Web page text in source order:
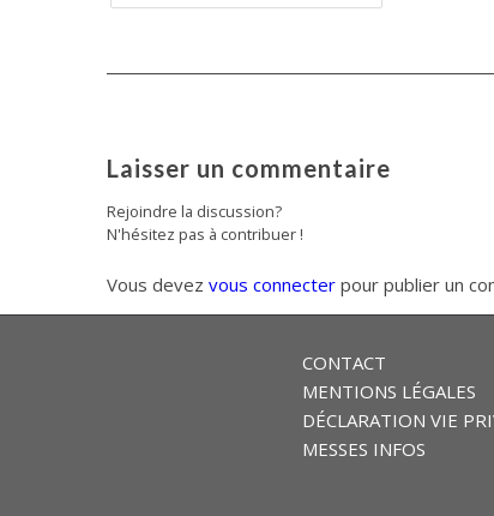
Laisser un commentaire
Rejoindre la discussion?
N'hésitez pas à contribuer !
Vous devez vous connecter pour publier un
CONTACT
MENTIONS LÉGALES
DÉCLARATION VIE
MESSES INFOS